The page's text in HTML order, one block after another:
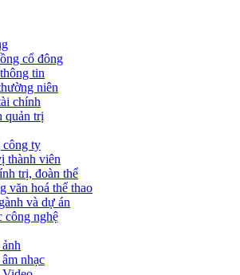
cổ đông
tin
niên
chính
quản trị
ty
thành viên
trị, đoàn thể
văn hoá thể thao
và dự án
công nghệ
nhạc